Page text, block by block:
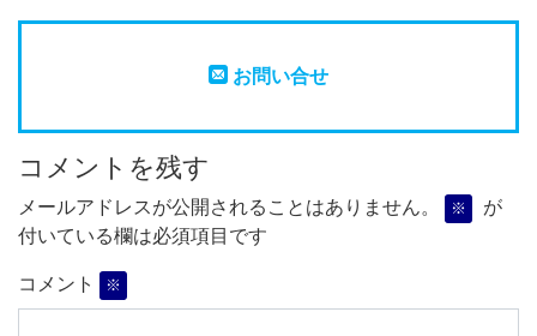
お問い合せ
コメントを残す
メールアドレスが公開されることはありません。 ※
が
付いている欄は必須項目です
コメント ※